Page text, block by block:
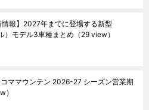
情報】2027年までに登場する新型
）モデル3車種まとめ （29 view）
ママウンテン 2026-27 シーズン営業期
）